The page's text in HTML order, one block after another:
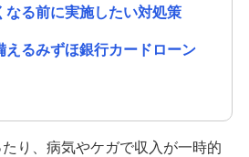
く解説
？種類・特徴やメリット・デメ
すく解説
なる前に実施したい対処策
えるみずほ銀行カードローン
り、病気やケガで収入が一時的